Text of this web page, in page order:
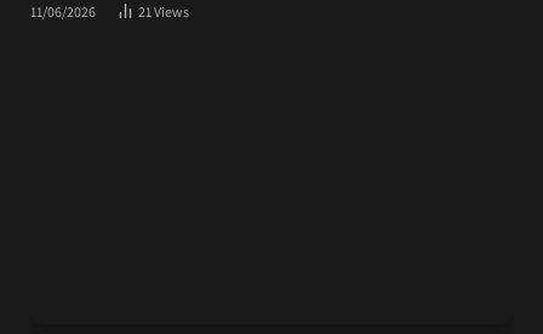
11/06/2026 21 Views